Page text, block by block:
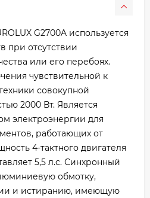
G2700A используется
при отсутствии
или его перебоях.
чувствительной к
совокупной
2000 Вт. Является
электроэнергии для
работающих от
4-тактного двигателя
5,5 л.с. Синхронный
обмотку,
и истиранию, имеющую